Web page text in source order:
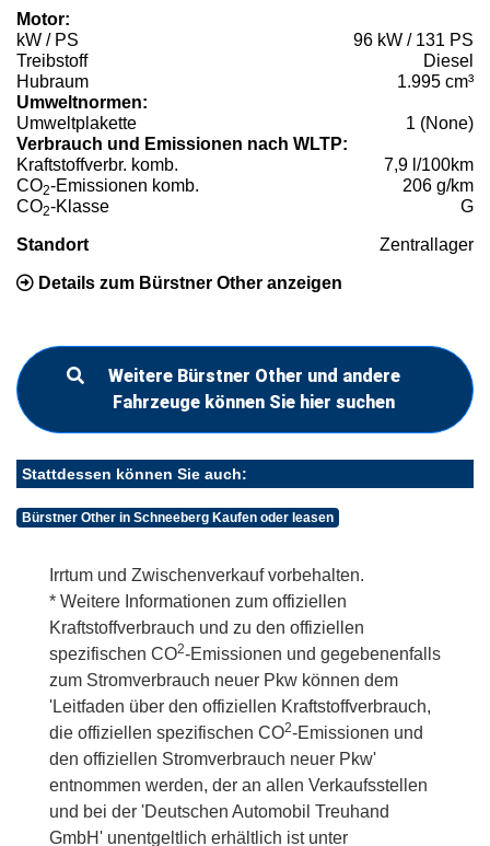
Motor:
kW / PS
96 kW / 131 PS
Treibstoff
Diesel
Hubraum
1.995 cm³
Umweltnormen:
Umweltplakette
1 (None)
Verbrauch und Emissionen nach WLTP:
Kraftstoffverbr. komb.
7,9 l/100km
CO2-Emissionen komb.
206 g/km
CO2-Klasse G
Standort Zentrallager
Details zum Bürstner Other anzeigen
Weitere Bürstner Other und andere
Fahrzeuge können Sie hier suchen
Stattdessen können Sie auch:
Bürstner Other in Schneeberg Kaufen oder leasen
Irrtum und Zwischenverkauf vorbehalten.
* Weitere Informationen zum offiziellen
Kraftstoffverbrauch und zu den offiziellen
spezifischen CO2-Emissionen und gegebenenfalls
zum Stromverbrauch neuer Pkw können dem
'Leitfaden über den offiziellen Kraftstoffverbrauch,
die offiziellen spezifischen CO2-Emissionen und
den offiziellen Stromverbrauch neuer Pkw'
entnommen werden, der an allen Verkaufsstellen
und bei der 'Deutschen Automobil Treuhand
GmbH' unentgeltlich erhältlich ist unter